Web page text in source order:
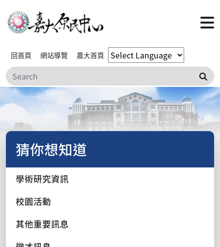
回首頁 網站導覽 嘉大首頁
搜
猜你想知道
學術研究資訊
校園活動
其他重要訊息